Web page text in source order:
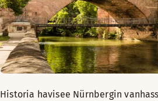
Historia havisee Nürnbergin